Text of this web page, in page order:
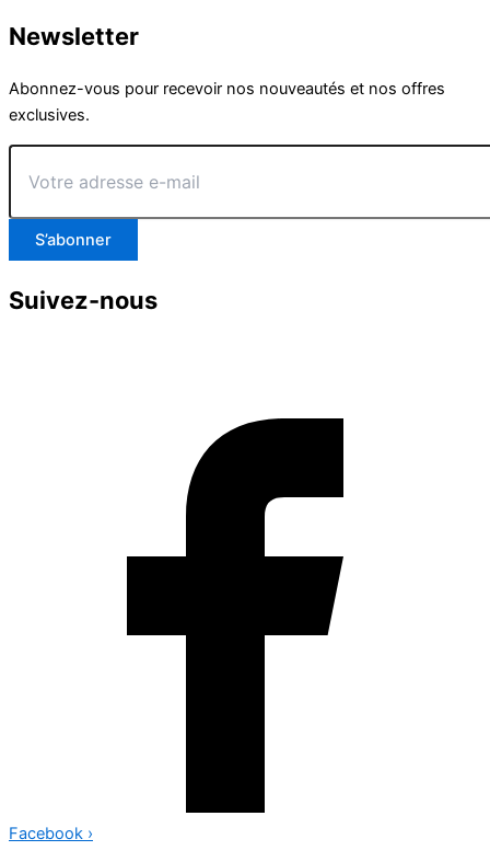
Newsletter
Abonnez-vous pour recevoir nos nouveautés et nos offres
exclusives.
Votre
adresse
mail
S’abonner
Suivez-nous
Facebook ›